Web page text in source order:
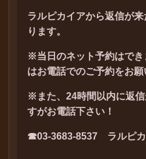
ラルピカイアから返信が
ります。
※当日のネット予約はで
はお電話でのご予約をお願
※また、24時間以内に返
すがお電話下さい！
☎03-3683-8537 ラルピカ